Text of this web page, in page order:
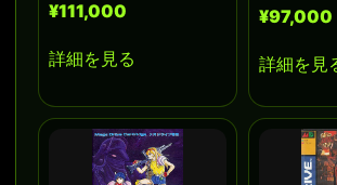
¥111,000
詳細を見る
¥97,000
詳細を見